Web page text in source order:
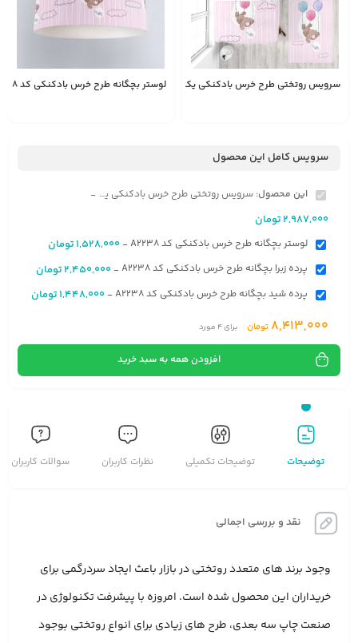
سرویس روتختی طرح خرس بادکنکی یک نفره کد A2238لوستر بچگانه طرح خرس بادکنکی کد A2238
سرویس کامل این محصول
این محصول: سرویس روتختی طرح خرس بادکنکی یک نفره کد A2238 -
2,987,000تومان
لوستر بچگانه طرح خرس بادکنکی کد A2238 -
1,528,000تومان
پرده زبرا بچگانه طرح خرس بادکنکی کد A2238 -
2,450,000تومان
پرده شید بچگانه طرح خرس بادکنکی کد A2238 -
1,448,000تومان
8,413,000 تومان برای4مورد
افزودن همه به سبد خرید
توضیحات توضیحات تکمیلی نظرات کاربران سوالات کاربران
نقد و بررسی اجمالی
وجود برند های متعدد روتختی در بازار باعث ایجاد سردرگمی برای
خریداران این محصول شده است. امروزه با پیشرفت تکنولوژی در
صنعت چاپ سه بعدی، طرح های زیادی برای انواع روتختی بوجود